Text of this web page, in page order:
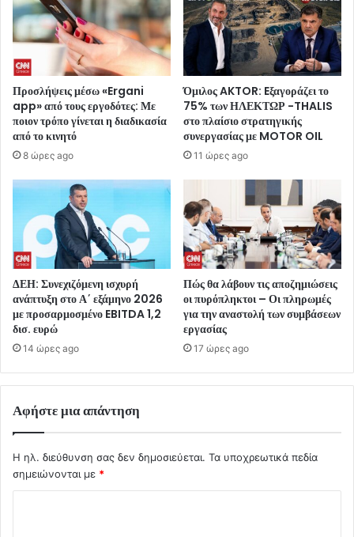
Προσλήψεις μέσω «Ergani
app» από τους εργοδότες: Με
ποιον τρόπο γίνεται η διαδικασία
από το κινητό
8 ώρες ago
Όμιλος AKTOR: Eξαγοράζει το
75% των ΗΛΕΚΤΩΡ -THALIS
στο πλαίσιο στρατηγικής
συνεργασίας με MOTOR OIL
11 ώρες ago
ΔΕΗ: Συνεχιζόμενη ισχυρή
ανάπτυξη στο Α΄ εξάμηνο 2026
με προσαρμοσμένο EBITDA 1,2
δισ. ευρώ
14 ώρες ago
Πώς θα λάβουν τις αποζημιώσεις
οι πυρόπληκτοι – Οι πληρωμές
για την αναστολή των συμβάσεων
εργασίας
17 ώρες ago
Αφήστε μια απάντηση
Η ηλ. διεύθυνση σας δεν δημοσιεύεται. Τα υποχρεωτικά πεδία
σημειώνονται με *